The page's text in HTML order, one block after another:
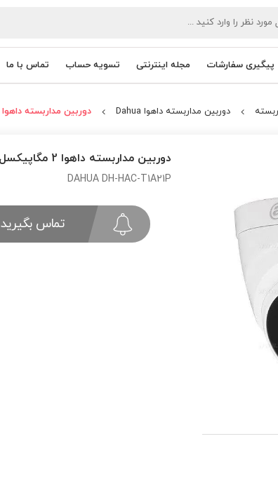
پیگیری سفارشات مجله اینترنتی تسویه حساب تماس با ما
دوربین مداربسته داهوا Dahua دوربین مداربسته داهوا 2 مگاپیکسل DH-HAC-T1A21P
دوربین مداربسته داهوا 2 مگاپیکسل DH-HAC-T1A21P
DAHUA DH-HAC-T1A21P
تماس بگیرید